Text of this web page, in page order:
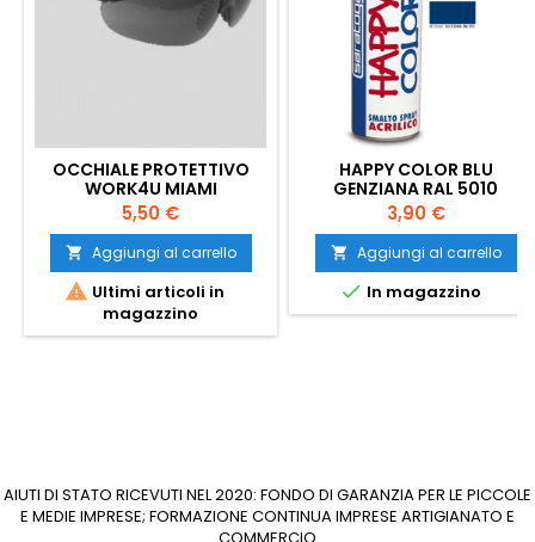
OCCHIALE PROTETTIVO
WORK4U MIAMI
Prezzo
5,50 €
 Aggiungi al carrello
 Ultimi articoli in
magazzino
HAPPY COLOR BLU
GENZIANA RAL 5010
Prezzo
3,90 €
 Aggiungi al carrello
 In magazzino
AIUTI DI STATO RICEVUTI NEL 2020: FONDO DI GARANZIA PER LE PICCOLE
E MEDIE IMPRESE; FORMAZIONE CONTINUA IMPRESE ARTIGIANATO E
COMMERCIO